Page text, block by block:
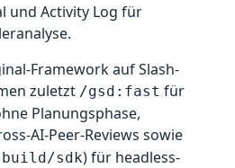
und Activity Log für
Framework auf Slash-
zuletzt /gsd:fast für
Planungsphase,
AI-Peer-Reviews sowie
build/sdk) für headless-